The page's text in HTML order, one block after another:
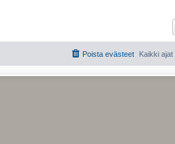
Kaikki ajat
Poista evästeet